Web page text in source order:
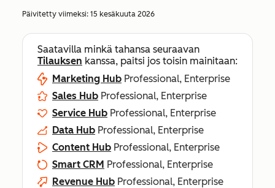
Päivitetty viimeksi: 15 kesäkuuta 2026
Saatavilla minkä tahansa seuraavan
Tilauksen kanssa, paitsi jos toisin mainitaan:
Marketing Hub Professional, Enterprise
Sales Hub Professional, Enterprise
Service Hub Professional, Enterprise
Data Hub Professional, Enterprise
Content Hub Professional, Enterprise
Smart CRM Professional, Enterprise
Revenue Hub Professional, Enterprise